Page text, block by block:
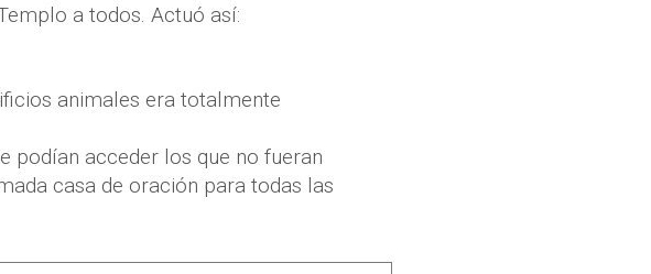
a todos. Actuó así:
animales era totalmente
podían acceder los que no fueran
casa de oración para todas las